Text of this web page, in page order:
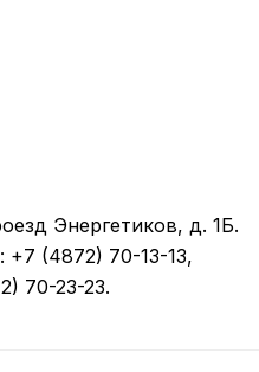
Энергетиков, д. 1Б.
+7 (4872) 70-13-13,
70-23-23.